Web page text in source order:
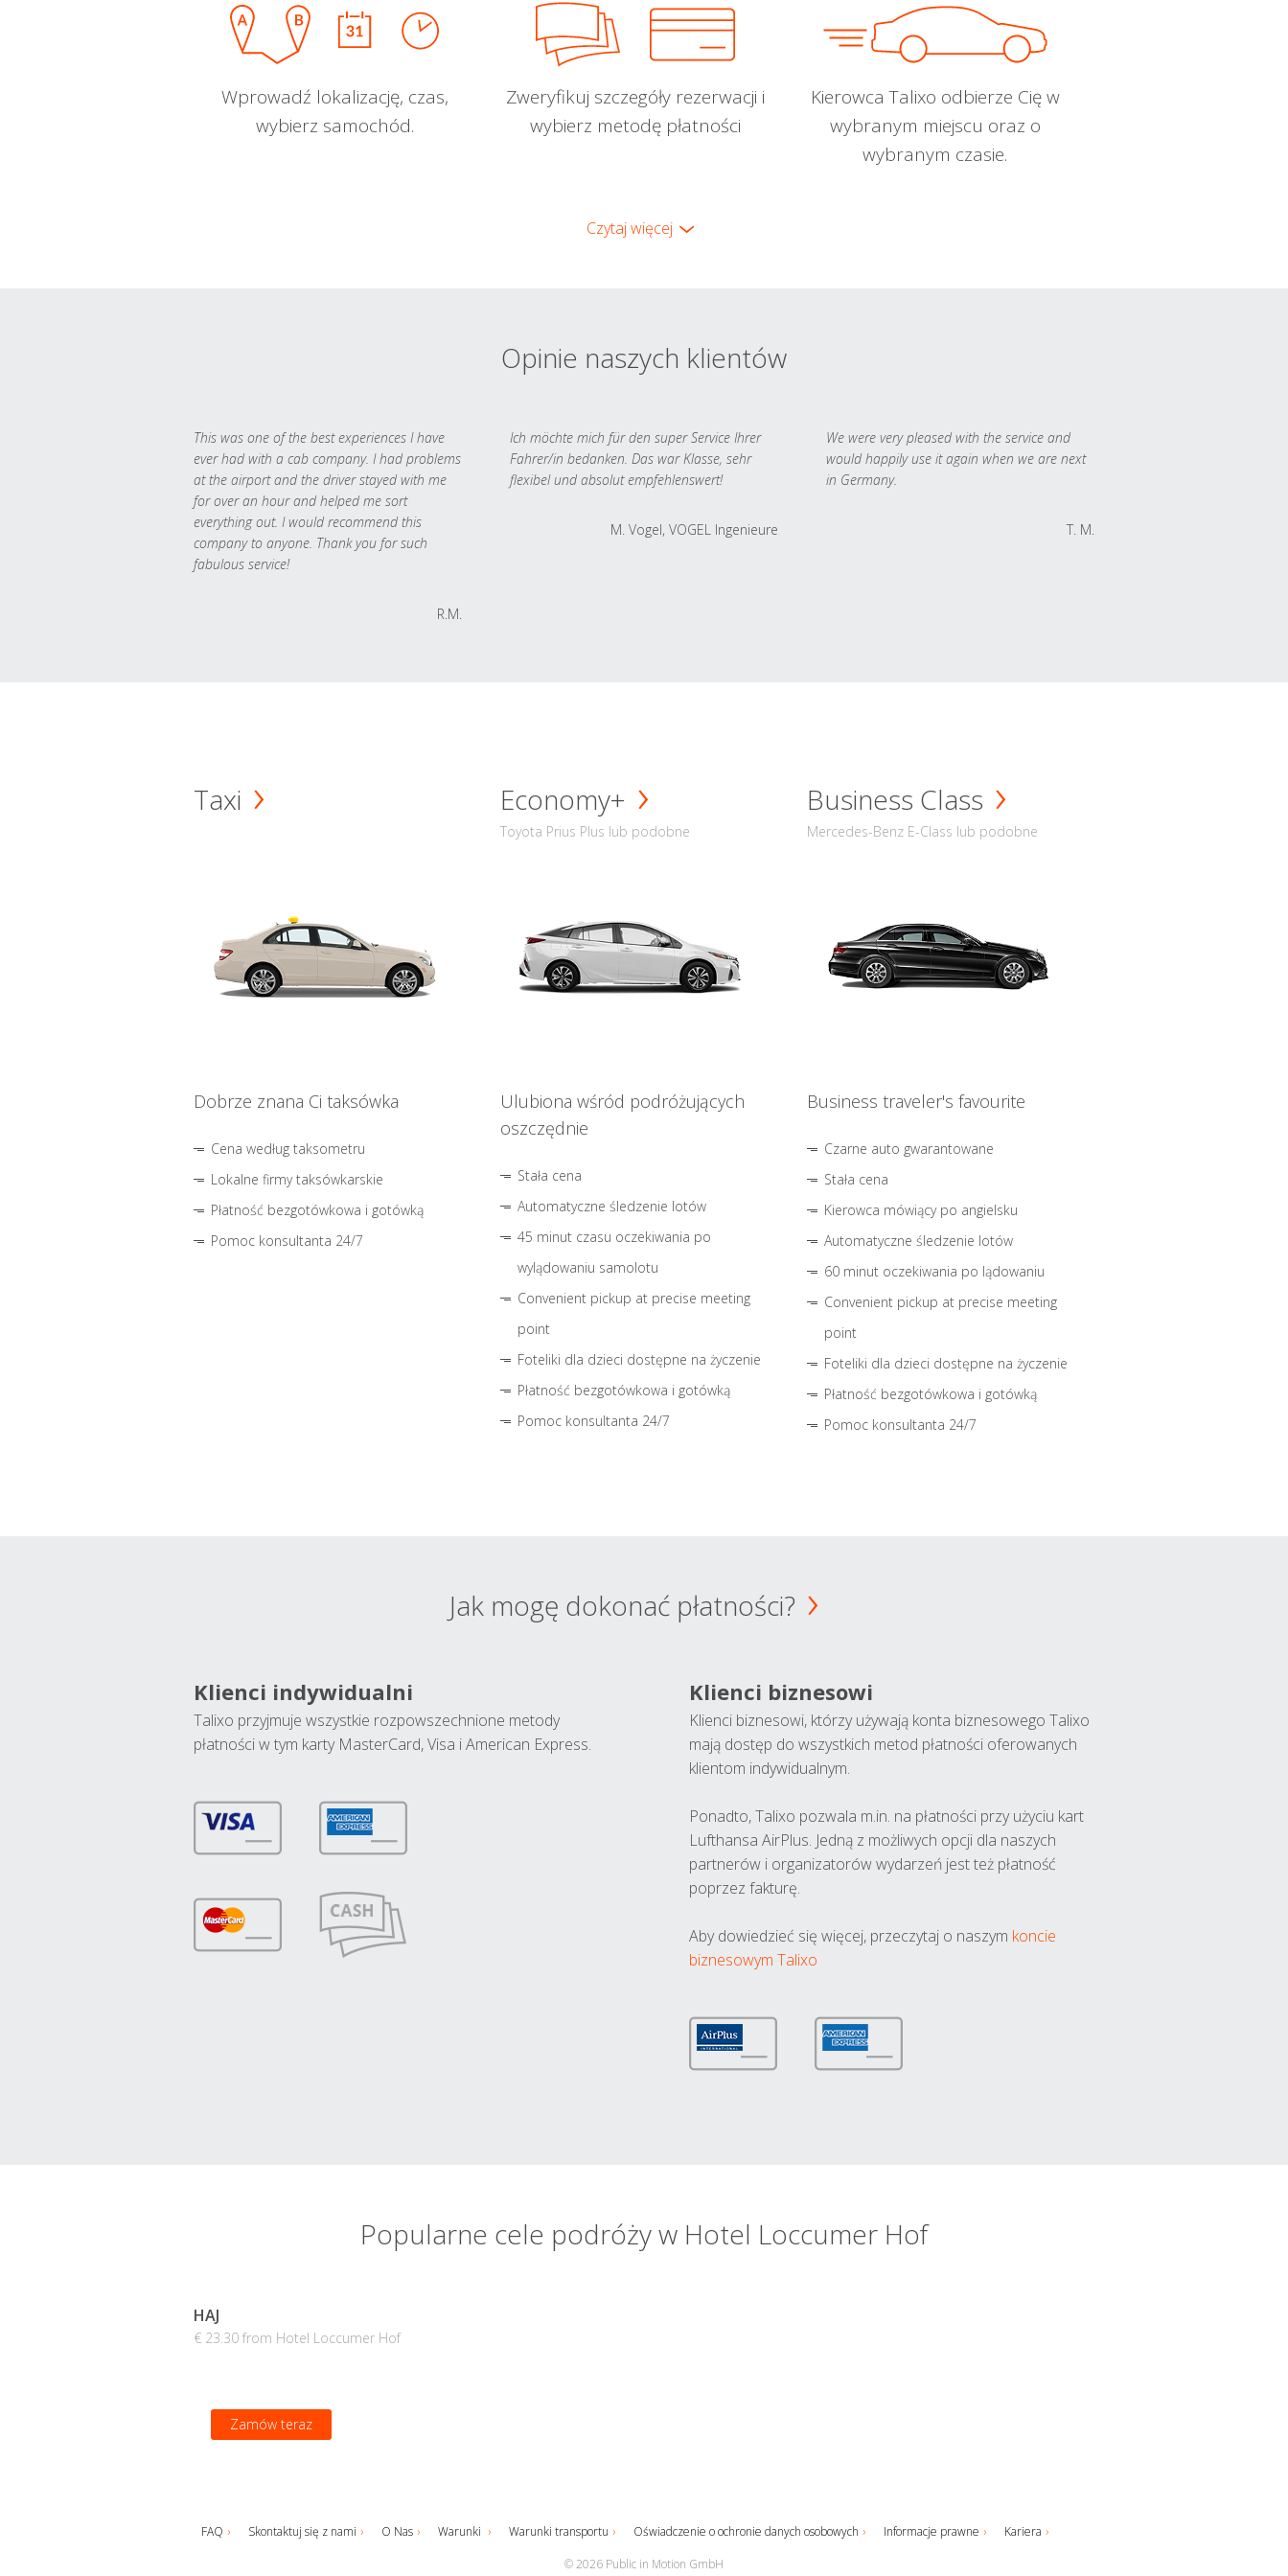
Wprowadź lokalizację, czas,
wybierz samochód.
Zweryfikuj szczegóły rezerwacji i
wybierz metodę płatności
Kierowca Talixo odbierze Cię w
wybranym miejscu oraz o
wybranym czasie.
Czytaj więcej
Opinie naszych klientów
This was one of the best experiences I have
ever had with a cab company. I had problems
at the airport and the driver stayed with me
for over an hour and helped me sort
everything out. I would recommend this
company to anyone. Thank you for such
fabulous service!
R.M.
Ich möchte mich für den super Service Ihrer
Fahrer/in bedanken. Das war Klasse, sehr
flexibel und absolut empfehlenswert!
M. Vogel, VOGEL Ingenieure
We were very pleased with the service and
would happily use it again when we are next
in Germany.
T. M.
Taxi
Dobrze znana Ci taksówka
Cena według taksometru
Lokalne firmy taksówkarskie
Płatność bezgotówkowa i gotówką
Pomoc konsultanta 24/7
Economy+
Toyota Prius Plus lub podobne
Ulubiona wśród podróżujących
oszczędnie
Stała cena
Automatyczne śledzenie lotów
45 minut czasu oczekiwania po
wylądowaniu samolotu
Convenient pickup at precise meeting
point
Foteliki dla dzieci dostępne na życzenie
Płatność bezgotówkowa i gotówką
Pomoc konsultanta 24/7
Business Class
Mercedes-Benz E-Class lub podobne
Business traveler's favourite
Czarne auto gwarantowane
Stała cena
Kierowca mówiący po angielsku
Automatyczne śledzenie lotów
60 minut oczekiwania po lądowaniu
Convenient pickup at precise meeting
point
Foteliki dla dzieci dostępne na życzenie
Płatność bezgotówkowa i gotówką
Pomoc konsultanta 24/7
Jak mogę dokonać płatności?
Klienci indywidualni
Talixo przyjmuje wszystkie rozpowszechnione metody
płatności w tym karty MasterCard, Visa i American Express.
Klienci biznesowi
Klienci biznesowi, którzy używają konta biznesowego Talixo
mają dostęp do wszystkich metod płatności oferowanych
klientom indywidualnym.
Ponadto, Talixo pozwala m.in. na płatności przy użyciu kart
Lufthansa AirPlus. Jedną z możliwych opcji dla naszych
partnerów i organizatorów wydarzeń jest też płatność
poprzez fakturę.
Aby dowiedzieć się więcej, przeczytaj o naszym koncie
biznesowym Talixo
Popularne cele podróży w Hotel Loccumer Hof
HAJ
€ 23.30 from Hotel Loccumer Hof
Zamów teraz
FAQ Skontaktuj się z nami O Nas Warunki Warunki transportu Oświadczenie o ochronie danych osobowych Informacje prawne
Kariera
© 2026 Public in Motion GmbH